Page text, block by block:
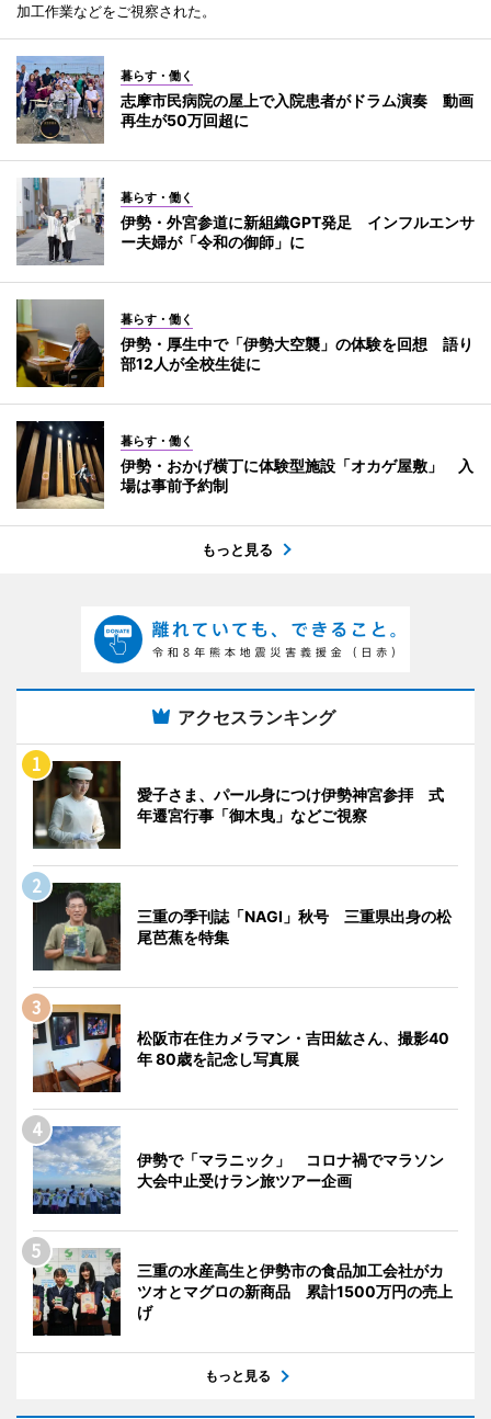
加工作業などをご視察された。
暮らす・働く
志摩市民病院の屋上で入院患者がドラム演奏 動画
再生が50万回超に
暮らす・働く
伊勢・外宮参道に新組織GPT発足 インフルエンサ
ー夫婦が「令和の御師」に
暮らす・働く
伊勢・厚生中で「伊勢大空襲」の体験を回想 語り
部12人が全校生徒に
暮らす・働く
伊勢・おかげ横丁に体験型施設「オカゲ屋敷」 入
場は事前予約制
もっと見る
アクセスランキング
愛子さま、パール身につけ伊勢神宮参拝 式
年遷宮行事「御木曳」などご視察
三重の季刊誌「NAGI」秋号 三重県出身の松
尾芭蕉を特集
松阪市在住カメラマン・吉田紘さん、撮影40
年 80歳を記念し写真展
伊勢で「マラニック」 コロナ禍でマラソン
大会中止受けラン旅ツアー企画
三重の水産高生と伊勢市の食品加工会社がカ
ツオとマグロの新商品 累計1500万円の売上
げ
もっと見る